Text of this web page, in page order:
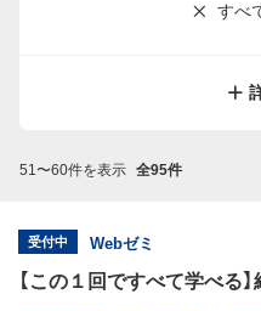
すべ
51〜60件を表示 全95件
受付中 Webゼミ
【この１回ですべて学べる